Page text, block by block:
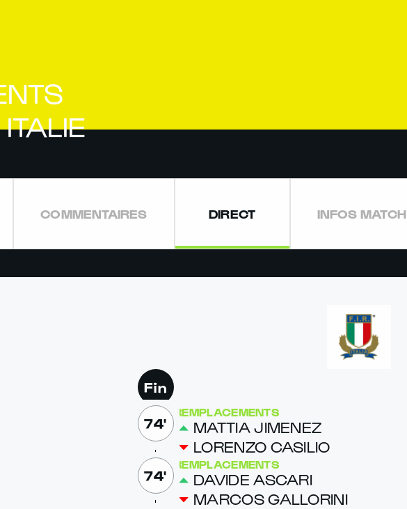
COMMENTAIRES DIRECT INFOS MATCH
Fin
74'
REMPLACEMENTS
MAT­TIA JIMENEZ
LOREN­ZO CASILIO
74'
REMPLACEMENTS
DA­VIDE AS­CARI
MAR­COS GAL­LORI­NI